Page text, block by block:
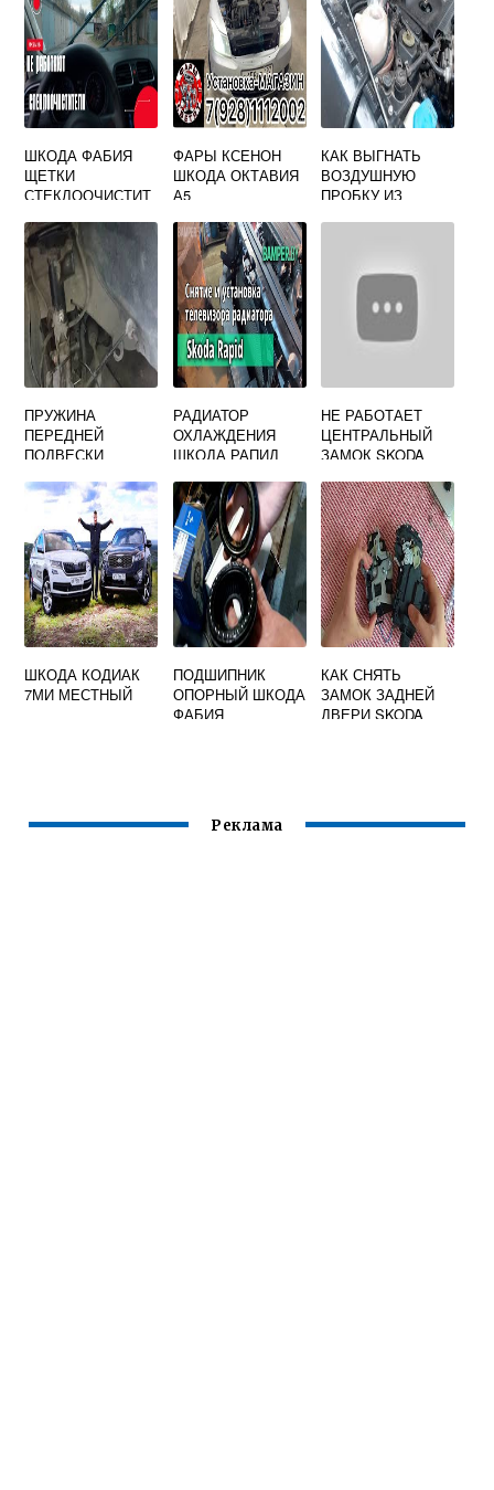
ШКОДА ФАБИЯ
ЩЕТКИ
СТЕКЛООЧИСТИТ
ФАРЫ КСЕНОН
ШКОДА ОКТАВИЯ
А5
КАК ВЫГНАТЬ
ВОЗДУШНУЮ
ПРОБКУ ИЗ
ПРУЖИНА
ПЕРЕДНЕЙ
ПОДВЕСКИ
РАДИАТОР
ОХЛАЖДЕНИЯ
ШКОДА РАПИД
НЕ РАБОТАЕТ
ЦЕНТРАЛЬНЫЙ
ЗАМОК SKODA
ШКОДА КОДИАК
7МИ МЕСТНЫЙ
ПОДШИПНИК
ОПОРНЫЙ ШКОДА
ФАБИЯ
КАК СНЯТЬ
ЗАМОК ЗАДНЕЙ
ДВЕРИ SKODA
Реклама